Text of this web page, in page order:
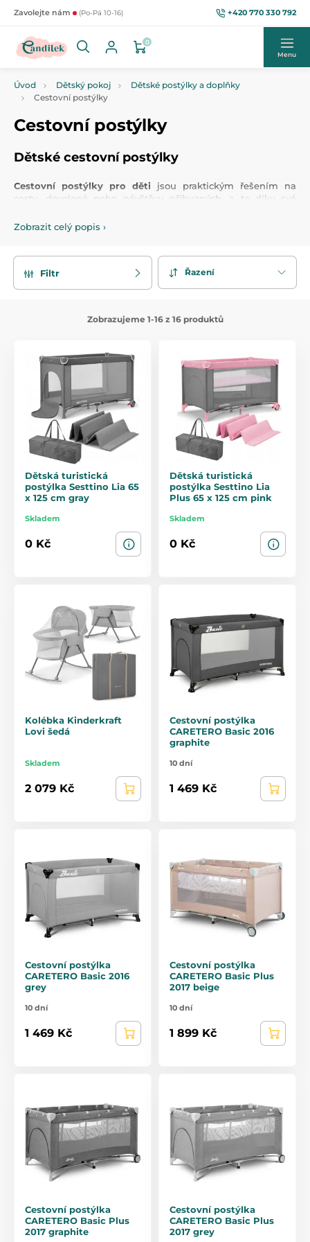
Zavolejte nám (Po-Pá 10-16) +420 770 330 792
0
Menu
Úvod Dětský pokoj
Dětské postýlky a doplňky
Cestovní postýlky
Cestovní postýlky
Dětské cestovní postýlky
Cestovní postýlky pro děti jsou praktickým řešením na
cesty, dovolené nebo návštěvy příbuzných, a to díky své
by v autě zabraly příliš mnoho místa, a jejich
zvládnete během pár okamžiků. Jsou ideální do
bytů
, kde šetří prostor. Součástí většiny cestovních postýlek
jsou
dětské matrace
, které poskytují vysoké pohodlí i mimo
domov a
, do kterých postýlku pohodlně
Zobrazit celý popis ›
Filtr Řazení
Zobrazujeme 1-16 z 16 produktů
Dětská turistická
postýlka Sesttino Lia 65
x 125 cm gray
Skladem
0 Kč
Dětská turistická
postýlka Sesttino Lia
Plus 65 x 125 cm pink
Skladem
0 Kč
Kolébka Kinderkraft
Lovi šedá
Skladem
2 079 Kč
Cestovní postýlka
CARETERO Basic 2016
graphite
10 dní
1 469 Kč
Cestovní postýlka
CARETERO Basic 2016
grey
10 dní
1 469 Kč
Cestovní postýlka
CARETERO Basic Plus
2017 beige
10 dní
1 899 Kč
Cestovní postýlka
CARETERO Basic Plus
2017 graphite
Cestovní postýlka
CARETERO Basic Plus
2017 grey